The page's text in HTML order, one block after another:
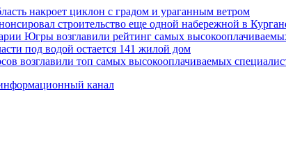
накроет циклон с градом и ураганным ветром
строительство еще одной набережной в
Югры возглавили рейтинг самых
под водой остается 141 жилой дом
возглавили топ самых высокооплачиваемых
канал